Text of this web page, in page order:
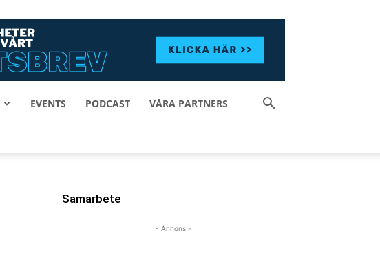
EVENTS PODCAST VÅRA PARTNERS
Samarbete
- Annons -